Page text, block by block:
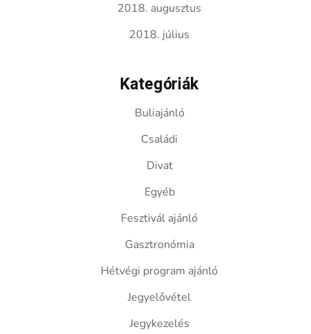
2018. augusztus
2018. július
Kategóriák
Buliajánló
Családi
Divat
Egyéb
Fesztivál ajánló
Gasztronómia
Hétvégi program ajánló
Jegyelővétel
Jegykezelés